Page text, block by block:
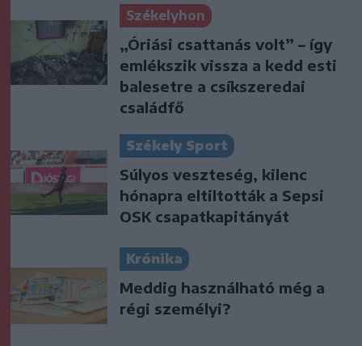
Székelyhon
„Óriási csattanás volt” – így
emlékszik vissza a kedd esti
balesetre a csíkszeredai
családfő
Székely Sport
Súlyos veszteség, kilenc
hónapra eltiltották a Sepsi
OSK csapatkapitányát
Krónika
Meddig használható még a
régi személyi?